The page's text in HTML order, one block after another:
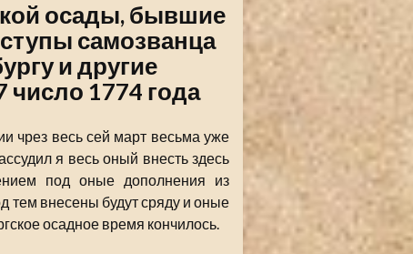
осады, бывшие
самозванца
и другие
число 1774 года
чрез весь сей март весьма уже
я весь оный внесть здесь
под оные дополнения из
тем внесены будут сряду и оные
осадное время кончилось.